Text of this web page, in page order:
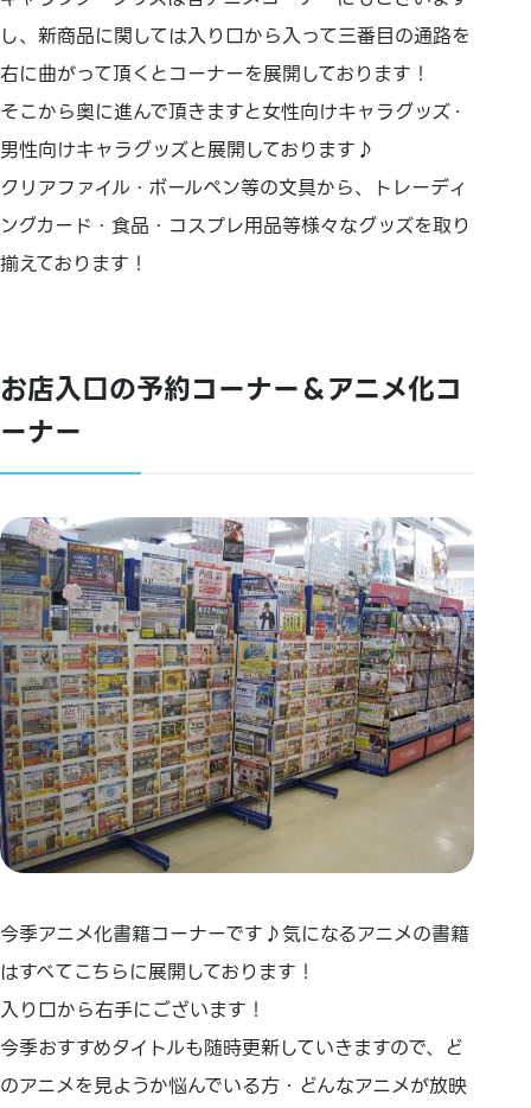
し、新商品に関しては入り口から入って三番目の通路を
右に曲がって頂くとコーナーを展開しております！
そこから奥に進んで頂きますと女性向けキャラグッズ・
男性向けキャラグッズと展開しております♪
クリアファイル・ボールペン等の文具から、トレーディ
ングカード・食品・コスプレ用品等様々なグッズを取り
揃えております！
お店入口の予約コーナー＆アニメ化コ
ーナー
今季アニメ化書籍コーナーです♪気になるアニメの書籍
はすべてこちらに展開しております！
入り口から右手にございます！
今季おすすめタイトルも随時更新していきますので、ど
のアニメを見ようか悩んでいる方・どんなアニメが放映